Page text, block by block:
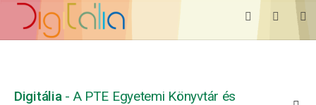
Digitália - A PTE Egyetemi Könyvtár és